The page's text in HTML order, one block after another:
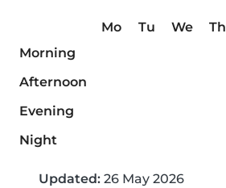
Mo Tu We Th
Morning
Afternoon
Evening
Night
Updated: 26 May 2026